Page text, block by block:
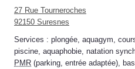
27 Rue Tourneroches
92150 Suresnes
Services : plongée, aquagym,
piscine, aquaphobie, natation
PMR (parking, entrée adaptée),